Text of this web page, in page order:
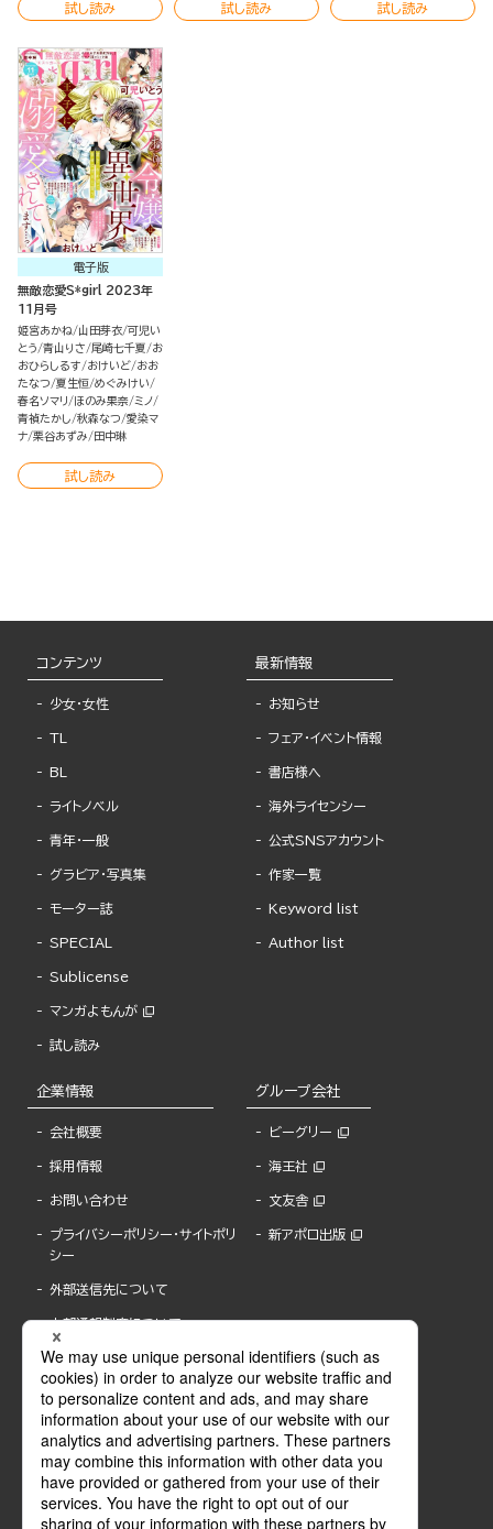
試し読み 試し読み 試し読み
電子版
無敵恋愛S*girl 2023年
11月号
姫宮あかね 山田芽衣 可児い
とう 青山りさ 尾崎七千夏
お
おひらしるす
おけいど おお
たなつ 夏生恒 めぐみけい
春名ソマリ
ほのみ果奈 ミノ
青禎たかし 秋森なつ 愛染マ
ナ 栗谷あずみ 田中琳
試し読み
コンテンツ
少女・女性
TL
BL
ライトノベル
青年・一般
グラビア・写真集
モーター誌
SPECIAL
Sublicense
マンガよもんが
試し読み
最新情報
お知らせ
フェア・イベント情報
書店様へ
海外ライセンシー
公式SNSアカウント
作家一覧
Keyword list
Author list
企業情報
会社概要
採用情報
お問い合わせ
プライバシーポリシー・サイトポリ
シー
外部送信先について
内部通報制度について
グループ会社
ビーグリー
海王社
文友舎
新アポロ出版